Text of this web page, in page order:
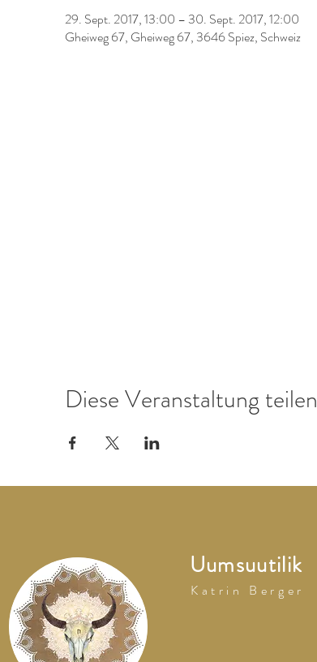
29. Sept. 2017, 13:00 – 30. Sept. 2017, 12:00
Gheiweg 67, Gheiweg 67, 3646 Spiez, Schweiz
Diese Veranstaltung teilen
Uumsuutilik
K a t r i n B e r g e r